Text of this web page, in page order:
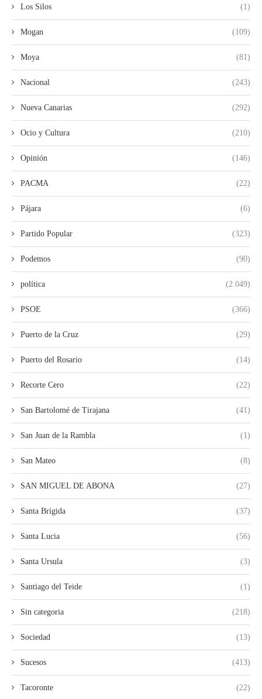
Los Silos (1)
Mogan (109)
Moya (81)
Nacional (243)
Nueva Canarias (292)
Ocio y Cultura (210)
Opinión (146)
PACMA (22)
Pájara (6)
Partido Popular (323)
Podemos (90)
política (2.049)
PSOE (366)
Puerto de la Cruz (29)
Puerto del Rosario (14)
Recorte Cero (22)
San Bartolomé de Tirajana (41)
San Juan de la Rambla (1)
San Mateo (8)
SAN MIGUEL DE ABONA (27)
Santa Brígida (37)
Santa Lucia (56)
Santa Ursula (3)
Santiago del Teide (1)
Sin categoria (218)
Sociedad (13)
Sucesos (413)
Tacoronte (22)